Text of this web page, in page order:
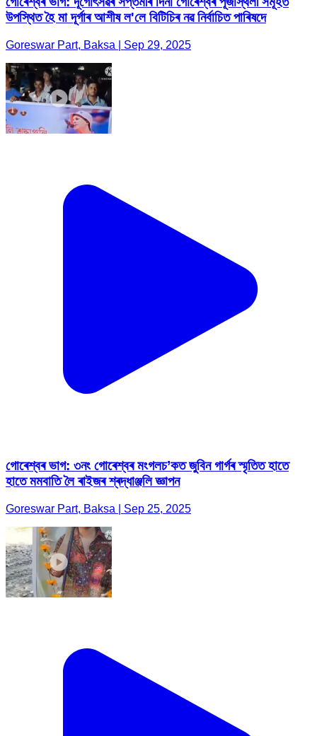
উপস্থিত হৈ মা দূৰ্গাৰ আশীষ ল'লে বিটিচিৰ নৱ নিৰ্বাচিত পাৰিষদে
Goreswar Part, Baksa | Sep 29, 2025
গোৰেশ্বৰ ভাগ: ৩নং গোৰেশ্বৰ মংগলচ’কত জুবিন গাৰ্গৰ স্মৃতিত হাতে
হাতে মমবাতি লৈ ৰাইজৰ শ্ৰদ্ধাঞ্জলি জ্ঞাপন
Goreswar Part, Baksa | Sep 25, 2025